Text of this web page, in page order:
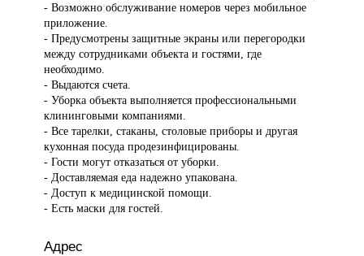
- Возможно обслуживание номеров через мобильное
приложение.
- Предусмотрены защитные экраны или перегородки
между сотрудниками объекта и гостями, где
необходимо.
- Выдаются счета.
- Уборка объекта выполняется профессиональными
клининговыми компаниями.
- Все тарелки, стаканы, столовые приборы и другая
кухонная посуда продезинфицированы.
- Гости могут отказаться от уборки.
- Доставляемая еда надежно упакована.
- Доступ к медицинской помощи.
- Есть маски для гостей.
Адрес